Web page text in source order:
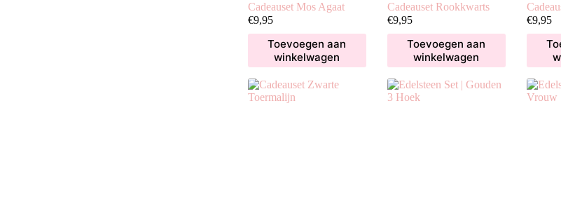
Cadeauset Mos Agaat
€9,95
Toevoegen aan
winkelwagen
Cadeauset Rookkwarts
€9,95
Toevoegen aan
winkelwagen
€9,95